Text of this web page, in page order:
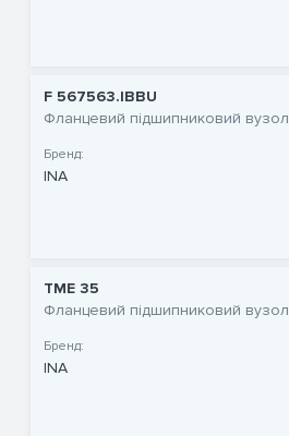
F 567563.IBBU
Фланцевий підшипниковий вузол
Бренд:
INA
TME 35
Фланцевий підшипниковий вузол
Бренд:
INA